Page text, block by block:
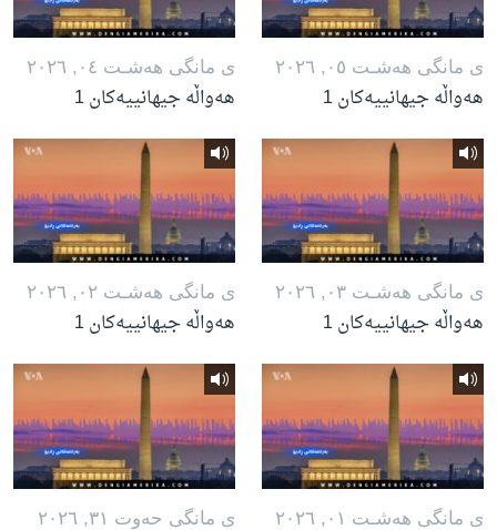
ی مانگی هه‌شـت ٠٥, ٢٠٢٦
هەواڵە جیهانییەکان 1
ی مانگی هه‌شـت ٠٤, ٢٠٢٦
هەواڵە جیهانییەکان 1
ی مانگی هه‌شـت ٠٣, ٢٠٢٦
هەواڵە جیهانییەکان 1
ی مانگی هه‌شـت ٠٢, ٢٠٢٦
هەواڵە جیهانییەکان 1
ی مانگی هه‌شـت ٠١, ٢٠٢٦ ی مانگی حه‌وت ٣١, ٢٠٢٦